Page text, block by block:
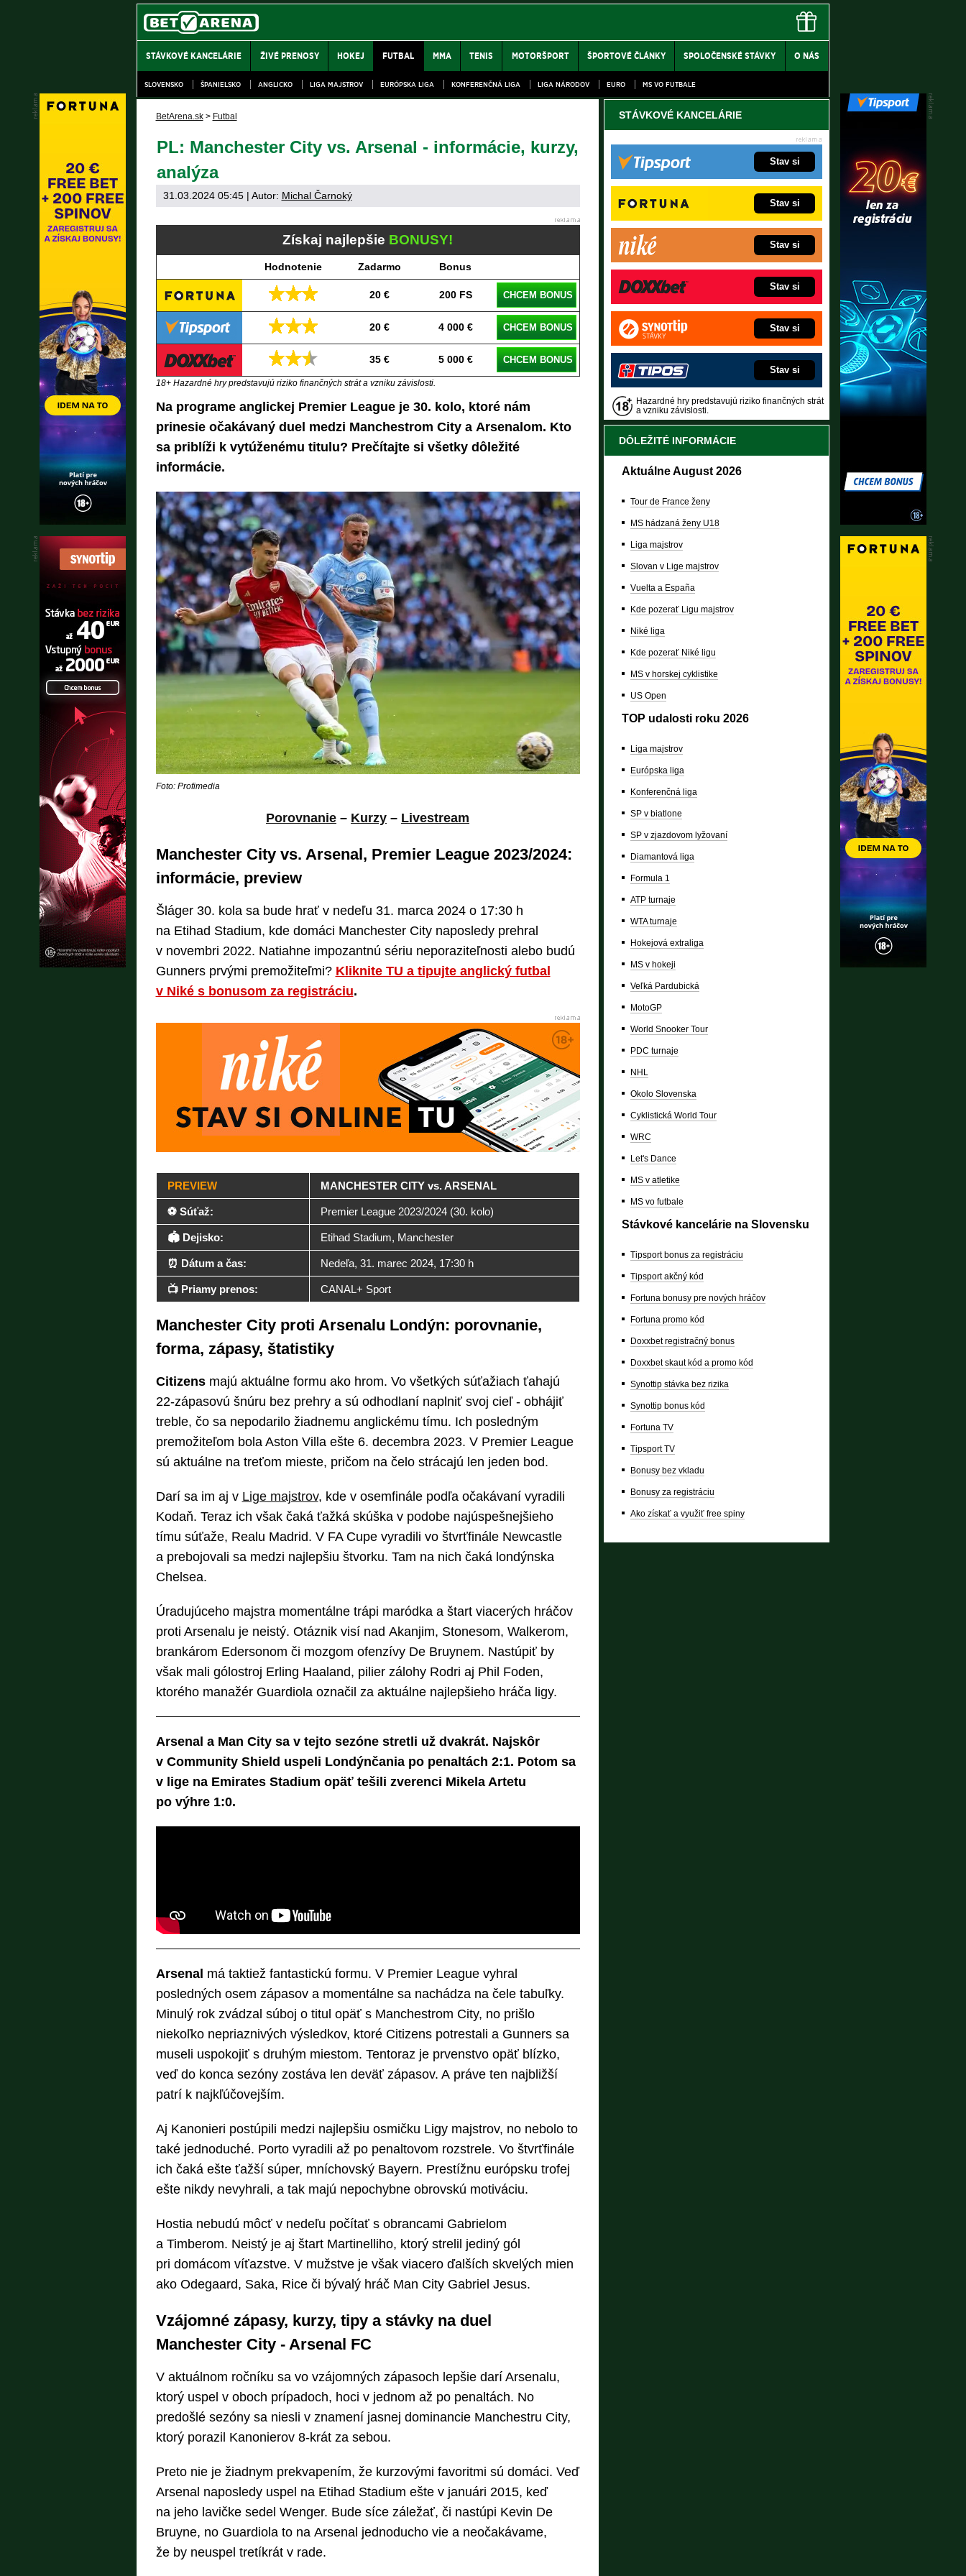
STÁVKOVÉ KANCELÁRIE ŽIVÉ PRENOSY HOKEJ FUTBAL MMA TENIS MOTORŠPORT ŠPORTOVÉ ČLÁNKY SPOLOČENSKÉ STÁVKY O NÁS
SLOVENSKO ŠPANIELSKO ANGLICKO LIGA MAJSTROV EURÓPSKA LIGA KONFERENČNÁ LIGA LIGA NÁRODOV EURO MS VO FUTBALE
BetArena.sk > Futbal
PL: Manchester City vs. Arsenal - informácie, kurzy,
analýza
31.03.2024 05:45| Autor: Michal Čarnoký
Získaj najlepšie BONUSY!
Hodnotenie Zadarmo Bonus
20 € 200 FS CHCEM BONUS
20 € 4 000 € CHCEM BONUS
35 € 5 000 € CHCEM BONUS
18+ Hazardné hry predstavujú riziko finančných strát a vzniku závislosti.
Na programe anglickej Premier League je 30. kolo, ktoré nám
prinesie očakávaný duel medzi Manchestrom City a Arsenalom. Kto
sa priblíži k vytúženému titulu? Prečítajte si všetky dôležité
informácie.
Foto: Profimedia
Porovnanie – Kurzy – Livestream
Manchester City vs. Arsenal, Premier League 2023/2024:
informácie, preview
Šláger 30. kola sa bude hrať v nedeľu 31. marca 2024 o 17:30 h
na Etihad Stadium, kde domáci Manchester City naposledy prehral
v novembri 2022. Natiahne impozantnú sériu neporaziteľnosti alebo budú
Gunners prvými premožiteľmi? Kliknite TU a tipujte anglický futbal
v Niké s bonusom za registráciu.
PREVIEW MANCHESTER CITY vs. ARSENAL
⚽ Súťaž: Premier League 2023/2024 (30. kolo)
🏟️ Dejisko: Etihad Stadium, Manchester
⏰ Dátum a čas: Nedeľa, 31. marec 2024, 17:30 h
📺 Priamy prenos: CANAL+ Sport
Manchester City proti Arsenalu Londýn: porovnanie,
forma, zápasy, štatistiky
Citizens majú aktuálne formu ako hrom. Vo všetkých súťažiach ťahajú
22-zápasovú šnúru bez prehry a sú odhodlaní naplniť svoj cieľ - obhájiť
treble, čo sa nepodarilo žiadnemu anglickému tímu. Ich posledným
premožiteľom bola Aston Villa ešte 6. decembra 2023. V Premier League
sú aktuálne na treťom mieste, pričom na čelo strácajú len jeden bod.
Darí sa im aj v Lige majstrov, kde v osemfinále podľa očakávaní vyradili
Kodaň. Teraz ich však čaká ťažká skúška v podobe najúspešnejšieho
tímu súťaže, Realu Madrid. V FA Cupe vyradili vo štvrťfinále Newcastle
a prebojovali sa medzi najlepšiu štvorku. Tam na nich čaká londýnska
Chelsea.
Úradujúceho majstra momentálne trápi maródka a štart viacerých hráčov
proti Arsenalu je neistý. Otáznik visí nad Akanjim, Stonesom, Walkerom,
brankárom Edersonom či mozgom ofenzívy De Bruynem. Nastúpiť by
však mali gólostroj Erling Haaland, pilier zálohy Rodri aj Phil Foden,
ktorého manažér Guardiola označil za aktuálne najlepšieho hráča ligy.
Arsenal a Man City sa v tejto sezóne stretli už dvakrát. Najskôr
v Community Shield uspeli Londýnčania po penaltách 2:1. Potom sa
v lige na Emirates Stadium opäť tešili zverenci Mikela Artetu
po výhre 1:0.
Arsenal má taktiež fantastickú formu. V Premier League vyhral
posledných osem zápasov a momentálne sa nachádza na čele tabuľky.
Minulý rok zvádzal súboj o titul opäť s Manchestrom City, no prišlo
niekoľko nepriaznivých výsledkov, ktoré Citizens potrestali a Gunners sa
museli uspokojiť s druhým miestom. Tentoraz je prvenstvo opäť blízko,
veď do konca sezóny zostáva len deväť zápasov. A práve ten najbližší
patrí k najkľúčovejším.
Aj Kanonieri postúpili medzi najlepšiu osmičku Ligy majstrov, no nebolo to
také jednoduché. Porto vyradili až po penaltovom rozstrele. Vo štvrťfinále
ich čaká ešte ťažší súper, mníchovský Bayern. Prestížnu európsku trofej
ešte nikdy nevyhrali, a tak majú nepochybne obrovskú motiváciu.
Hostia nebudú môcť v nedeľu počítať s obrancami Gabrielom
a Timberom. Neistý je aj štart Martinelliho, ktorý strelil jediný gól
pri domácom víťazstve. V mužstve je však viacero ďalších skvelých mien
ako Odegaard, Saka, Rice či bývalý hráč Man City Gabriel Jesus.
Vzájomné zápasy, kurzy, tipy a stávky na duel
Manchester City - Arsenal FC
V aktuálnom ročníku sa vo vzájomných zápasoch lepšie darí Arsenalu,
ktorý uspel v oboch prípadoch, hoci v jednom až po penaltách. No
predošlé sezóny sa niesli v znamení jasnej dominancie Manchestru City,
ktorý porazil Kanonierov 8-krát za sebou.
Preto nie je žiadnym prekvapením, že kurzovými favoritmi sú domáci. Veď
Arsenal naposledy uspel na Etihad Stadium ešte v januári 2015, keď
na jeho lavičke sedel Wenger. Bude síce záležať, či nastúpi Kevin De
Bruyne, no Guardiola to na Arsenal jednoducho vie a neočakávame,
že by neuspel tretíkrát v rade.
STÁVKOVÉ KANCELÁRIE
Stav si
Stav si
Stav si
Stav si
Stav si
Stav si
Hazardné hry predstavujú riziko finančných strát
a vzniku závislosti.
DÔLEŽITÉ INFORMÁCIE
Aktuálne August 2026
Tour de France ženy
MS hádzaná ženy U18
Liga majstrov
Slovan v Lige majstrov
Vuelta a España
Kde pozerať Ligu majstrov
Niké liga
Kde pozerať Niké ligu
MS v horskej cyklistike
US Open
TOP udalosti roku 2026
Liga majstrov
Európska liga
Konferenčná liga
SP v biatlone
SP v zjazdovom lyžovaní
Diamantová liga
Formula 1
ATP turnaje
WTA turnaje
Hokejová extraliga
MS v hokeji
Veľká Pardubická
MotoGP
World Snooker Tour
PDC turnaje
NHL
Okolo Slovenska
Cyklistická World Tour
WRC
Let's Dance
MS v atletike
MS vo futbale
Stávkové kancelárie na Slovensku
Tipsport bonus za registráciu
Tipsport akčný kód
Fortuna bonusy pre nových hráčov
Fortuna promo kód
Doxxbet registračný bonus
Doxxbet skaut kód a promo kód
Synottip stávka bez rizika
Synottip bonus kód
Fortuna TV
Tipsport TV
Bonusy bez vkladu
Bonusy za registráciu
Ako získať a využiť free spiny